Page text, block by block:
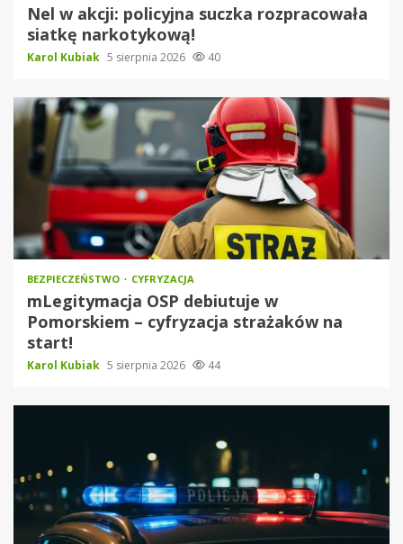
Nel w akcji: policyjna suczka rozpracowała
siatkę narkotykową!
Karol Kubiak 5 sierpnia 2026 40
BEZPIECZEŃSTWO CYFRYZACJA
mLegitymacja OSP debiutuje w
Pomorskiem – cyfryzacja strażaków na
start!
Karol Kubiak 5 sierpnia 2026 44